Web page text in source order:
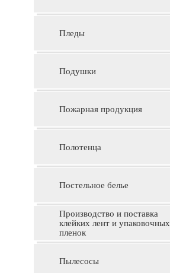
Пледы
Подушки
Пожарная продукция
Полотенца
Постельное белье
Производство и поставка
клейких лент и упаковочных
пленок
Пылесосы